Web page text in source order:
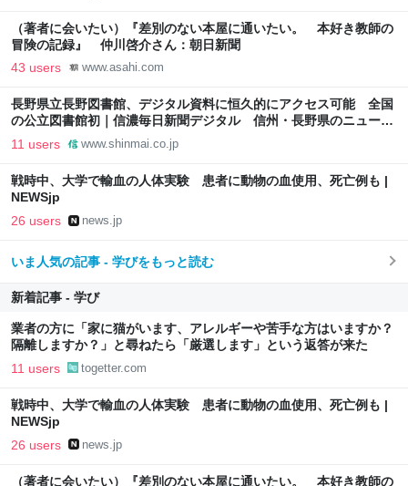
（著者に会いたい）『差別のない本屋に通いたい。 本好き教師の
冒険の記録』 仲川啓介さん：朝日新聞
43 users www.asahi.com
長野県立長野図書館、デジタル資料に恒久的にアクセス可能 全国
の公立図書館初｜信濃毎日新聞デジタル 信州・長野県のニュース
サイト
11 users www.shinmai.co.jp
戦時中、大学で輸血の人体実験 患者に動物の血使用、死亡例も |
NEWSjp
26 users news.jp
いま人気の記事 - 学びをもっと読む
新着記事 - 学び
業者の方に「家に猫がいます、アレルギーや苦手な方はいますか？
隔離しますか？」と尋ねたら「厳選します」という返答が来た
11 users togetter.com
戦時中、大学で輸血の人体実験 患者に動物の血使用、死亡例も |
NEWSjp
26 users news.jp
（著者に会いたい）『差別のない本屋に通いたい。 本好き教師の